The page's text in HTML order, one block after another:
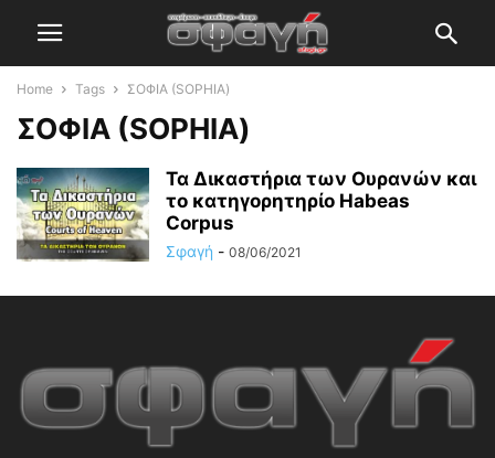
Home Tags ΣΟΦΙΑ (SOPHIA)
ΣΟΦΙΑ (SOPHIA)
Τα Δικαστήρια των Ουρανών και
το κατηγορητηρίο Habeas
Corpus
Σφαγή - 08/06/2021